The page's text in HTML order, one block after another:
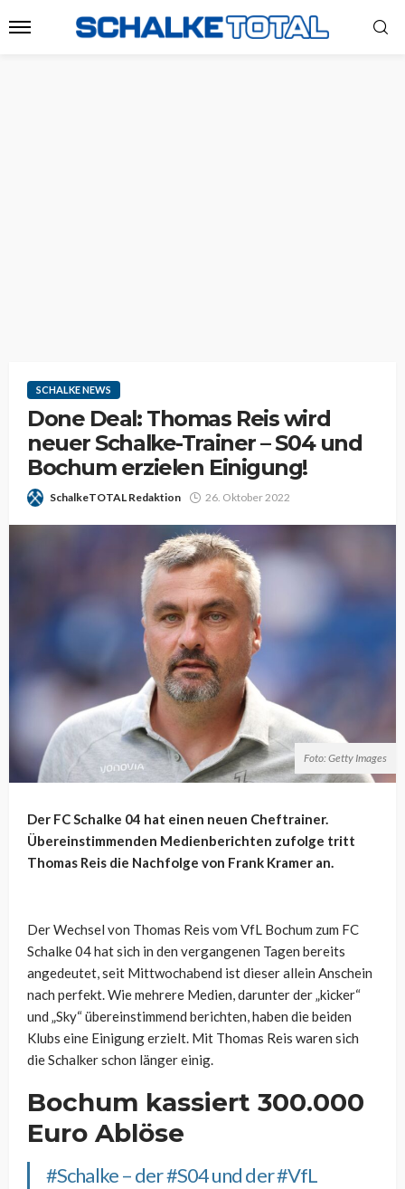
SCHALKE NEWS
Done Deal: Thomas Reis wird
neuer Schalke-Trainer – S04 und
Bochum erzielen Einigung!
SchalkeTOTAL Redaktion 26. Oktober 2022
Foto: Getty Images
Der FC Schalke 04 hat einen neuen Cheftrainer.
Übereinstimmenden Medienberichten zufolge tritt
Thomas Reis die Nachfolge von Frank Kramer an.
Der Wechsel von Thomas Reis vom VfL Bochum zum FC
Schalke 04 hat sich in den vergangenen Tagen bereits
angedeutet, seit Mittwochabend ist dieser allein Anschein
nach perfekt. Wie mehrere Medien, darunter der „kicker“
und „Sky“ übereinstimmend berichten, haben die beiden
Klubs eine Einigung erzielt. Mit Thomas Reis waren sich
die Schalker schon länger einig.
Bochum kassiert 300.000
Euro Ablöse
#Schalke– der#S04und der#VfL